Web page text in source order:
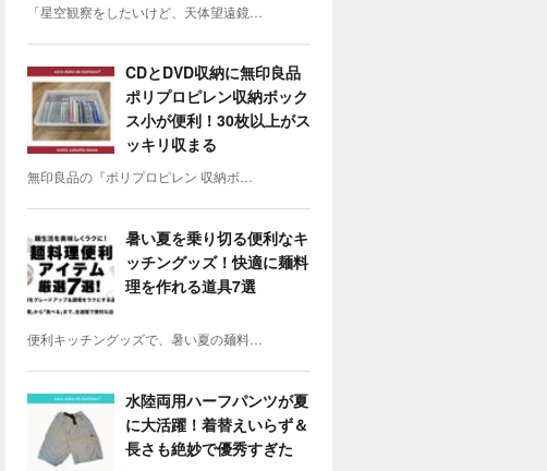
「星空観察をしたいけど、天体望遠鏡…
CDとDVD収納に無印良品
ポリプロピレン収納ボック
ス小が便利！30枚以上がス
ッキリ収まる
無印良品の『ポリプロピレン 収納ボ…
暑い夏を乗り切る便利なキ
ッチングッズ！快適に麺料
理を作れる道具7選
便利キッチングッズで、暑い夏の麺料…
水陸両用ハーフパンツが夏
に大活躍！着替えいらず＆
長さも絶妙で優秀すぎた